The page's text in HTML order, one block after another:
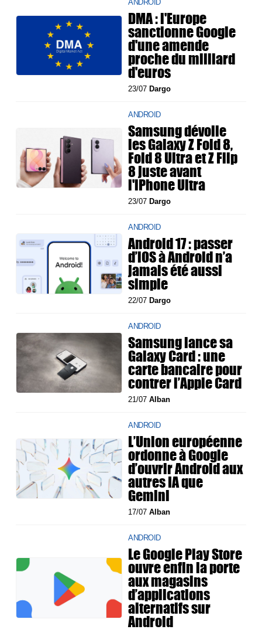
ANDROID
DMA : l'Europe
sanctionne Google
d'une amende
proche du milliard
d'euros
23/07 Dargo
ANDROID
Samsung dévoile
les Galaxy Z Fold 8,
Fold 8 Ultra et Z Flip
8 juste avant
l'iPhone Ultra
23/07 Dargo
ANDROID
Android 17 : passer
d’iOS à Android n’a
jamais été aussi
simple
22/07 Dargo
ANDROID
Samsung lance sa
Galaxy Card : une
carte bancaire pour
contrer l’Apple Card
21/07Alban
ANDROID
L’Union européenne
ordonne à Google
d’ouvrir Android aux
autres IA que
Gemini
17/07Alban
ANDROID
Le Google Play Store
ouvre enfin la porte
aux magasins
d’applications
alternatifs sur
Android